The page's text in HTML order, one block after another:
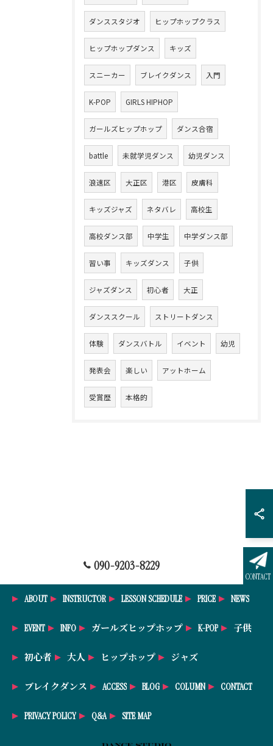
ダンススタジオ ヒップホップクラス
ヒップホップダンス キッズ
スニーカー ブレイクダンス 入門
K-POP GIRLS HIPHOP
ガールズヒップホップ ダンス合宿
battle 未就学児ダンス 幼児ダンス
浪速区 大正区 港区 皮膚科
キッズジャズ ネタバレ 高校生
高校ダンス部 中学生 中学ダンス部
習い事 キッズダンス 子供
ジャズダンス 初心者 大正
ダンススクール ストリートダンス
体験 ダンスバトル イベント 幼児
発表会 楽しい アットホーム
受賞歴 本格的
090-9203-8229
CONTACT
ABOUT INSTRUCTOR LESSON SCHEDULE PRICE NEWS
EVENT INFO ガールズヒップホップ K-POP 子供
初心者 大人 ヒップホップ ジャズ
ブレイクダンス ACCESS BLOG COLUMN CONTACT
PRIVACY POLICY Q&A SITE MAP